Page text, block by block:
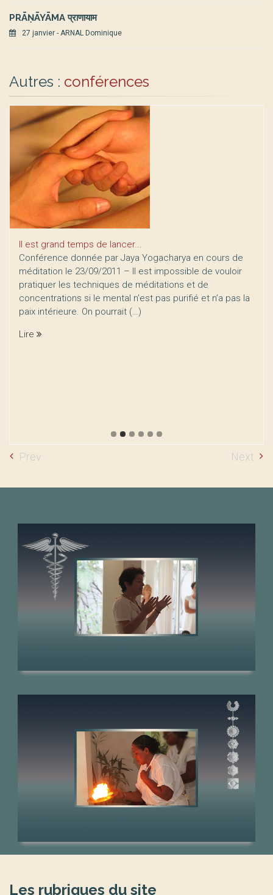
PRĀṆĀYĀMA प्राणायाम
27 janvier - ARNAL Dominique
Autres : conférences
Prev
Il est grand temps de lancer...
Conférence donnée par Jaya Yogacharya en cours de
méditation le 23/09/2011 – Il est impossible de vouloir
pratiquer les techniques de méditations et de
concentrations si le mental n’est pas purifié et n’a pas la
paix intérieure. On pourrait (…)
Lire
Next
Jaya Yogācārya
Māheśvarī Yogācārya
Les rubriques du site